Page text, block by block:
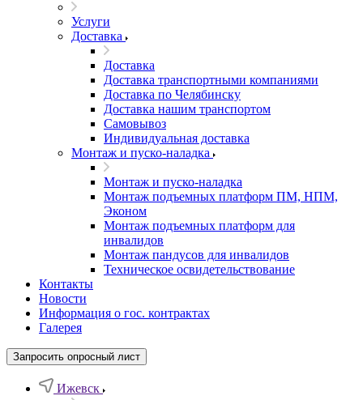
Услуги
Доставка
Доставка
Доставка транспортными компаниями
Доставка по Челябинску
Доставка нашим транспортом
Самовывоз
Индивидуальная доставка
Монтаж и пуско-наладка
Монтаж и пуско-наладка
Монтаж подъемных платформ ПМ, НПМ,
Эконом
Монтаж подъемных платформ для
инвалидов
Монтаж пандусов для инвалидов
Техническое освидетельствование
Контакты
Новости
Информация о гос. контрактах
Галерея
Запросить опросный лист
Ижевск